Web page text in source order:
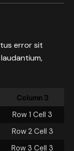
error sit
Column 3
Row 1 Cell 3
Row 2 Cell 3
Row 3 Cell 3